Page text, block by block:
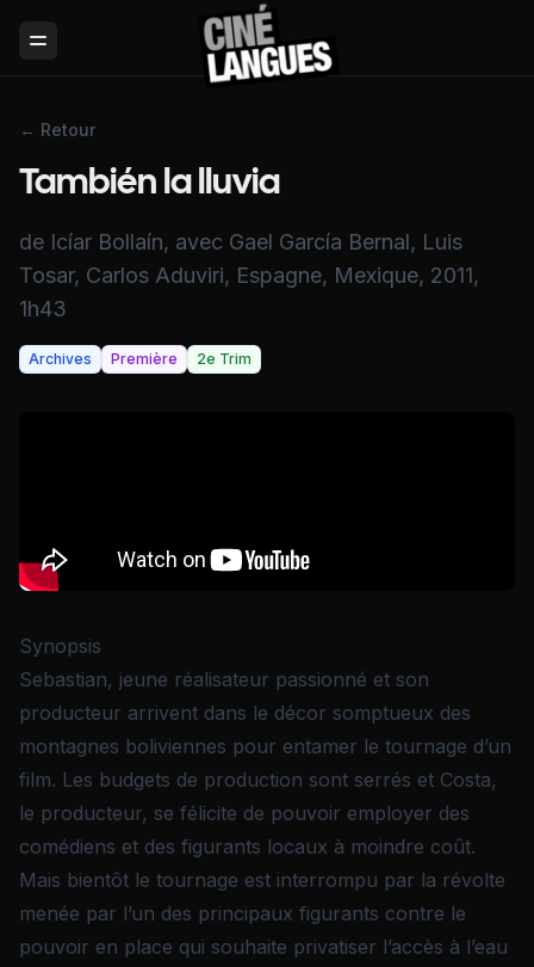
Toggle Menu
← Retour
También la lluvia
de Icíar Bollaín, avec Gael García Bernal, Luis
Tosar, Carlos Aduviri, Espagne, Mexique, 2011,
1h43
Archives Première 2e Trim
Synopsis
Sebastian, jeune réalisateur passionné et son
producteur arrivent dans le décor somptueux des
montagnes boliviennes pour entamer le tournage d’un
film. Les budgets de production sont serrés et Costa,
le producteur, se félicite de pouvoir employer des
comédiens et des figurants locaux à moindre coût.
Mais bientôt le tournage est interrompu par la révolte
menée par l’un des principaux figurants contre le
pouvoir en place qui souhaite privatiser l’accès à l’eau